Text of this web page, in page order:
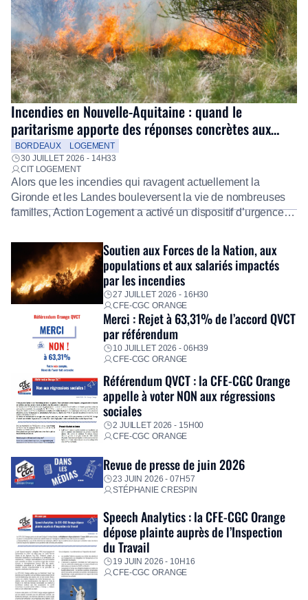
Incendies en Nouvelle-Aquitaine : quand le
paritarisme apporte des réponses concrètes aux
salariés
BORDEAUX
LOGEMENT
30 JUILLET 2026 - 14H33
CIT LOGEMENT
Alors que les incendies qui ravagent actuellement la
Gironde et les Landes bouleversent la vie de nombreuses
familles, Action Logement a activé un dispositif d’urgence
Fidèle à sa mission d’utilité sociale, le Groupe mobilise
immédiatement ses équipes afin de proposer un diagnostic
personnalisé, des aides financières pour faire face aux
premières dépenses, […]
Soutien aux Forces de la Nation, aux
populations et aux salariés impactés
par les incendies
27 JUILLET 2026 - 16H30
CFE-CGC ORANGE
Merci : Rejet à 63,31% de l’accord QVCT
par référendum
10 JUILLET 2026 - 06H39
CFE-CGC ORANGE
Référendum QVCT : la CFE-CGC Orange
appelle à voter NON aux régressions
sociales
2 JUILLET 2026 - 15H00
CFE-CGC ORANGE
Revue de presse de juin 2026
23 JUIN 2026 - 07H57
STÉPHANIE CRESPIN
Speech Analytics : la CFE-CGC Orange
dépose plainte auprès de l’Inspection
du Travail
19 JUIN 2026 - 10H16
CFE-CGC ORANGE